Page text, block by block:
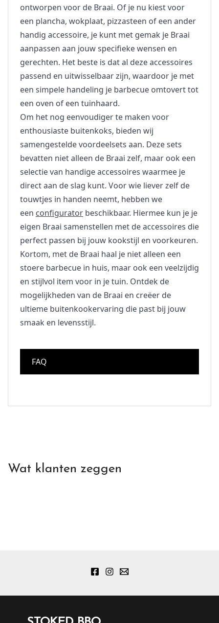
ontworpen voor de Braai. Of je nu kiest voor
een plancha, wokplaat, pizzasteen of een ander
handig accessoire, je kunt met gemak je Braai
aanpassen aan jouw specifieke wensen en
gerechten. Het beste is dat al deze accessoires
passend en uitwisselbaar zijn, waardoor je met
een simpele handeling je barbecue omtovert tot
een oven of een tuinhaard.
Om het nog eenvoudiger te maken voor
enthousiaste buitenkoks, bieden wij
samengestelde voordeelsets aan. Deze sets
bevatten niet alleen de Braai zelf, maar ook een
selectie van handige accessoires waarmee je
direct aan de slag kunt. Voor wie liever zelf de
touwtjes in handen neemt, hebben we
een configurator beschikbaar. Hiermee kun je je
eigen Braai samenstellen met de accessoires die
perfect passen bij jouw kookstijl en voorkeuren.
Kortom, met de Braai haal je niet alleen een
stoere barbecue in huis, maar ook een veelzijdig
en stijlvol item voor in je tuin. Ontdek de
mogelijkheden van de Braai en creëer de
ultieme buitenkookervaring die past bij jouw
smaak en levensstijl.
FAQ
Wat klanten zeggen